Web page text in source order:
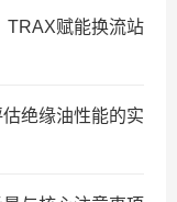
TRAX赋能换流站
绝缘油性能的实